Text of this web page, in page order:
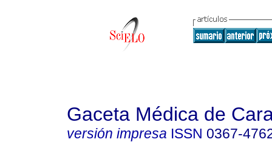
Gaceta Médica de
versión impresa ISSN 0367-